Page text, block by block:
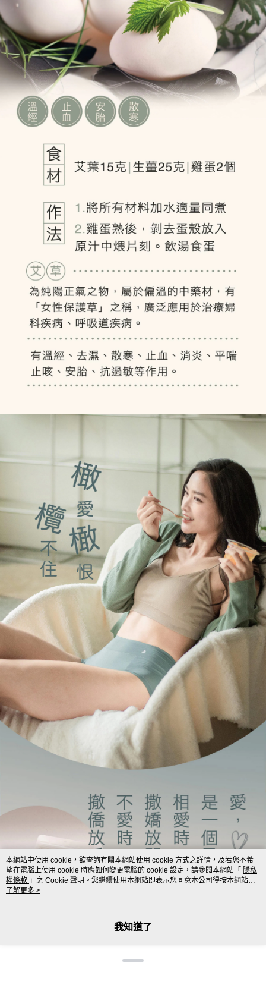
本網站中使用 cookie，欲查詢有關本網站使用 cookie 方式之詳情，及若您不希
望在電腦上使用 cookie 時應如何變更電腦的 cookie 設定，請參閱本網站「 隱私
權條款 」之 Cookie 聲明。您繼續使用本網站即表示您同意本公司得按本網站使
用條款之 Cookie 聲明使用 cookie。
了解更多 >
我知道了